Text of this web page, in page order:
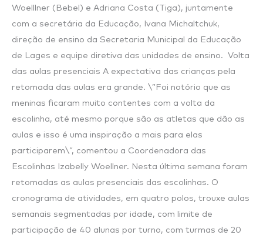
Woelllner (Bebel) e Adriana Costa (Tiga), juntamente
com a secretária da Educação, Ivana Michaltchuk,
direção de ensino da Secretaria Municipal da Educação
de Lages e equipe diretiva das unidades de ensino. Volta
das aulas presenciais A expectativa das crianças pela
retomada das aulas era grande. \”Foi notório que as
meninas ficaram muito contentes com a volta da
escolinha, até mesmo porque são as atletas que dão as
aulas e isso é uma inspiração a mais para elas
participarem\”, comentou a Coordenadora das
Escolinhas Izabelly Woellner. Nesta última semana foram
retomadas as aulas presenciais das escolinhas. O
cronograma de atividades, em quatro polos, trouxe aulas
semanais segmentadas por idade, com limite de
participação de 40 alunas por turno, com turmas de 20